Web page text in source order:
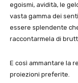
egoismi, avidità, le
vasta gamma dei
essere splendente
raccontarmela di
E così ammantare la
proiezioni preferite.